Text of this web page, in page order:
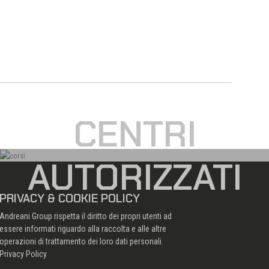
CENTRI
AUTORIZZATI
PRIVACY & COOKIE POLICY
Andreani Group rispetta il diritto dei propri utenti ad
essere informati riguardo alla raccolta e alle altre
operazioni di trattamento dei loro dati personali.
Privacy Policy